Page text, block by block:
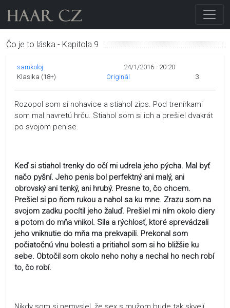
Čo je to láska - Kapitola 9
samkoloj
24/1/2016 - 20:20
Klasika (18+)
Originál 3
Rozopol som si nohavice a stiahol zips. Pod trenírkami
som mal navretú hrču. Stiahol som si ich a prešiel dvakrát
po svojom penise.
Keď si stiahol trenky do očí mi udrela jeho pýcha. Mal byť
načo pyšní. Jeho penis bol perfektný ani malý, ani
obrovský ani tenký, ani hrubý. Presne to, čo chcem.
Prešiel si po ňom rukou a nahol sa ku mne. Zrazu som na
svojom zadku pocítil jeho žaluď. Prešiel mi ním okolo diery
a potom do mňa vnikol. Sila a rýchlosť, ktoré sprevádzali
jeho vniknutie do mňa ma prekvapili. Prekonal som
počiatočnú vlnu bolesti a pritiahol som si ho bližšie ku
sebe. Obtočil som okolo neho nohy a nechal ho nech robí
to, čo robí.